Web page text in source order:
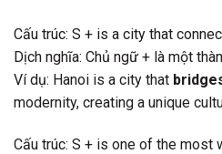
Cấu trúc: S + is a city that
Dịch nghĩa: Chủ ngữ + là một
Ví dụ: Hanoi is a city that
modernity, creating a unique
Cấu trúc: S + is one of the